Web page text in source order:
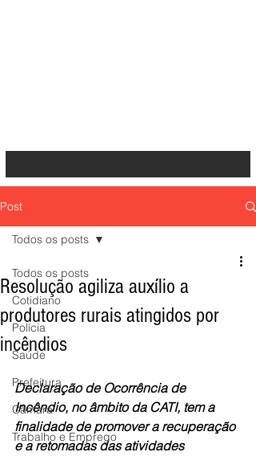
Post
Todos os posts
Cotidiano
Polícia
Saúde
Prefeitura
Câmara
Trabalho e Emprego
Todos os posts
Resolução agiliza auxílio a
produtores rurais atingidos por
incêndios
Declaração de Ocorrência de
Incêndio, no âmbito da CATI, tem a
finalidade de promover a recuperação
e a retomadas das atividades